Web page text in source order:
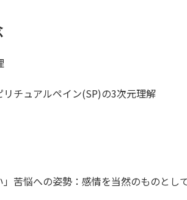
チュアルペイン(SP)の3次元理解
」苦悩への姿勢：感情を当然のものとし